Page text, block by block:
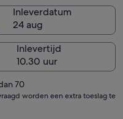
Inleverdatum
24 aug
Inlevertijd
70
worden een extra toeslag te